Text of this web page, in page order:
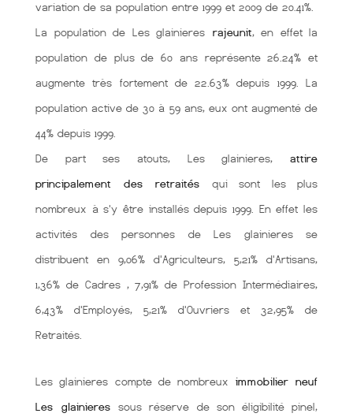
variation de sa population entre 1999 et 2009 de 20.41%.
La population de Les glainieres rajeunit, en effet la
population de plus de 60 ans représente 26.24% et
augmente très fortement de 22.63% depuis 1999. La
population active de 30 à 59 ans, eux ont augmenté de
44% depuis 1999.
De part ses atouts, Les glainieres, attire
principalement des retraités qui sont les plus
nombreux à s'y être installés depuis 1999. En effet les
activités des personnes de Les glainieres se
distribuent en 9,06% d'Agriculteurs, 5,21% d'Artisans,
1,36% de Cadres , 7,91% de Profession Intermédiaires,
6,43% d'Employés, 5,21% d'Ouvriers et 32,95% de
Retraités.
Les glainieres compte de nombreux immobilier neuf
Les glainieres sous réserve de son éligibilité pinel,